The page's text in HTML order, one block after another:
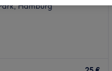
– deinem Ort für
und echte
Hamburg